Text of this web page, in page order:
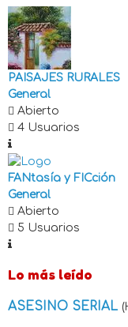
PAISAJES RURALES
General
Abierto
4 Usuarios
FANtasía y FICción
General
Abierto
5 Usuarios
Lo más leído
ASESINO SERIAL